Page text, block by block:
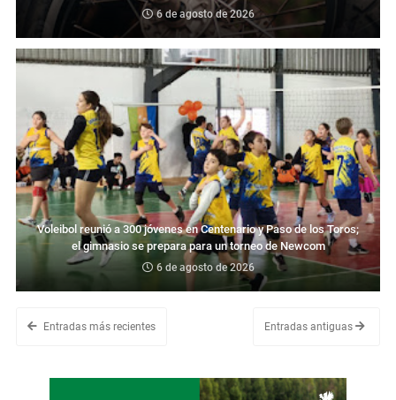
6 de agosto de 2026
Voleibol reunió a 300 jóvenes en Centenario y Paso de los Toros;
el gimnasio se prepara para un torneo de Newcom
6 de agosto de 2026
Entradas más recientes Entradas antiguas